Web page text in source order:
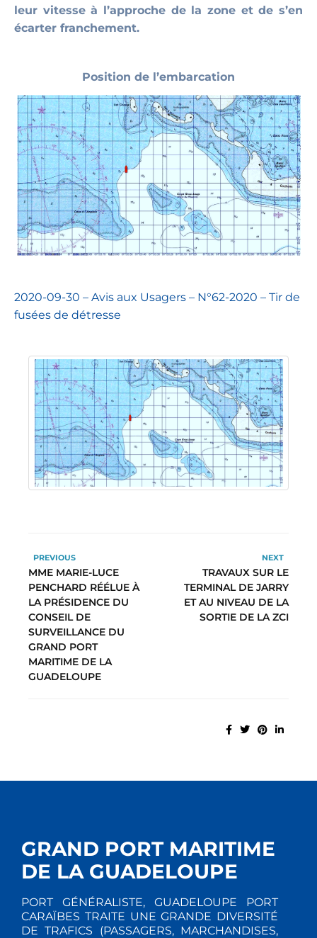
leur vitesse à l’approche de la zone et de s’en
écarter franchement.
Position de l’embarcation
2020-09-30 – Avis aux Usagers – N°62-2020 – Tir de
fusées de détresse
PREVIOUS
MME MARIE-LUCE
PENCHARD RÉÉLUE À
LA PRÉSIDENCE DU
CONSEIL DE
SURVEILLANCE DU
GRAND PORT
MARITIME DE LA
GUADELOUPE
NEXT
TRAVAUX SUR LE
TERMINAL DE JARRY
ET AU NIVEAU DE LA
SORTIE DE LA ZCI
GRAND PORT MARITIME
DE LA GUADELOUPE
PORT GÉNÉRALISTE, GUADELOUPE PORT
CARAÏBES TRAITE UNE GRANDE DIVERSITÉ
DE TRAFICS (PASSAGERS, MARCHANDISES,